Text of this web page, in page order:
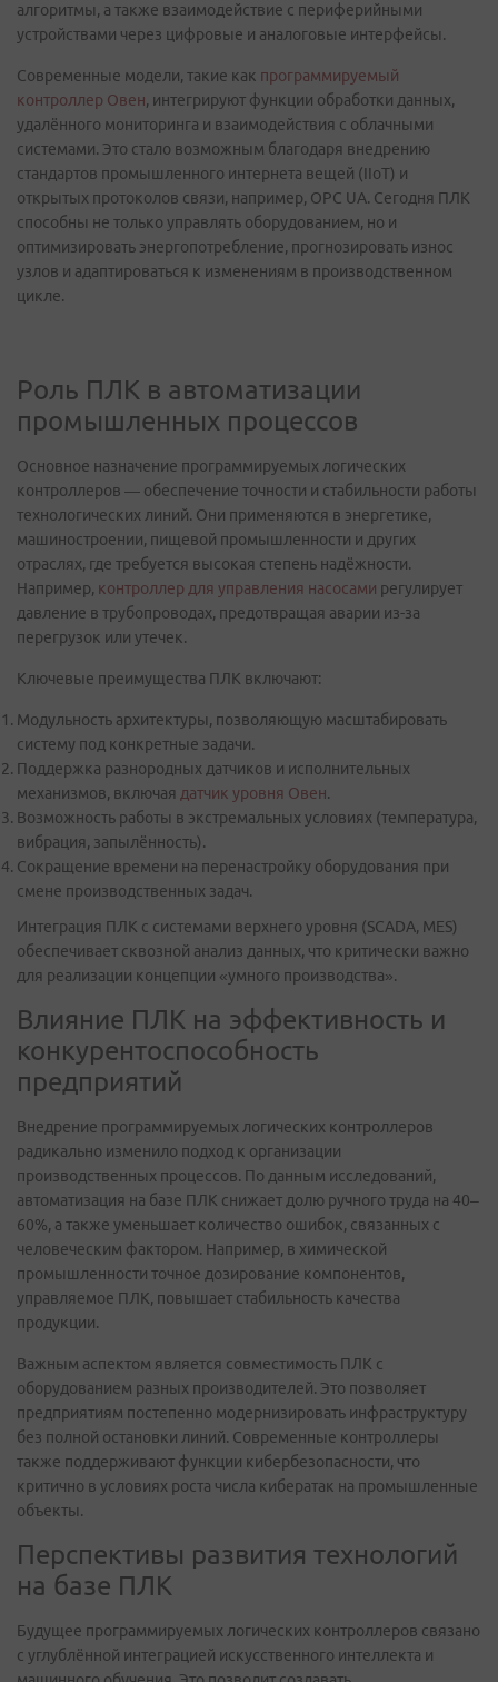
алгоритмы, а также взаимодействие с периферийными
устройствами через цифровые и аналоговые интерфейсы.
Современные модели, такие как программируемый
контроллер Овен, интегрируют функции обработки данных,
удалённого мониторинга и взаимодействия с облачными
системами. Это стало возможным благодаря внедрению
стандартов промышленного интернета вещей (IIoT) и
открытых протоколов связи, например, OPC UA. Сегодня ПЛК
способны не только управлять оборудованием, но и
оптимизировать энергопотребление, прогнозировать износ
узлов и адаптироваться к изменениям в производственном
цикле.
Роль ПЛК в автоматизации
промышленных процессов
Основное назначение программируемых логических
контроллеров — обеспечение точности и стабильности работы
технологических линий. Они применяются в энергетике,
машиностроении, пищевой промышленности и других
отраслях, где требуется высокая степень надёжности.
Например, контроллер для управления насосами регулирует
давление в трубопроводах, предотвращая аварии из-за
перегрузок или утечек.
Ключевые преимущества ПЛК включают:
Модульность архитектуры, позволяющую масштабировать
систему под конкретные задачи.
Поддержка разнородных датчиков и исполнительных
механизмов, включая датчик уровня Овен.
Возможность работы в экстремальных условиях (температура,
вибрация, запылённость).
Сокращение времени на перенастройку оборудования при
смене производственных задач.
Интеграция ПЛК с системами верхнего уровня (SCADA, MES)
обеспечивает сквозной анализ данных, что критически важно
для реализации концепции «умного производства».
Влияние ПЛК на эффективность и
конкурентоспособность
предприятий
Внедрение программируемых логических контроллеров
радикально изменило подход к организации
производственных процессов. По данным исследований,
автоматизация на базе ПЛК снижает долю ручного труда на 40–
60%, а также уменьшает количество ошибок, связанных с
человеческим фактором. Например, в химической
промышленности точное дозирование компонентов,
управляемое ПЛК, повышает стабильность качества
продукции.
Важным аспектом является совместимость ПЛК с
оборудованием разных производителей. Это позволяет
предприятиям постепенно модернизировать инфраструктуру
без полной остановки линий. Современные контроллеры
также поддерживают функции кибербезопасности, что
критично в условиях роста числа кибератак на промышленные
объекты.
Перспективы развития технологий
на базе ПЛК
Будущее программируемых логических контроллеров связано
с углублённой интеграцией искусственного интеллекта и